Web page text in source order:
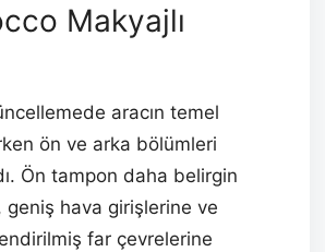
Makyajlı
aracın temel
ön ve arka bölümleri
Ön tampon daha belirgin
hava girişlerine ve
far çevrelerine